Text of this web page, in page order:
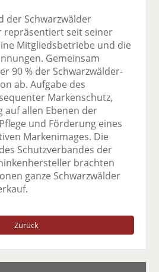
der Schwarzwälder
repräsentiert seit seiner
Mitgliedsbetriebe und die
Gemeinsam
90 % der Schwarzwälder-
ab. Aufgabe des
Markenschutz,
auf allen Ebenen der
und Förderung eines
Markenimages. Die
Schutzverbandes der
brachten
ganze Schwarzwälder
Zurück